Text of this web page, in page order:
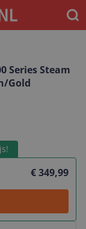
Series Steam
Gold
€ 349,99